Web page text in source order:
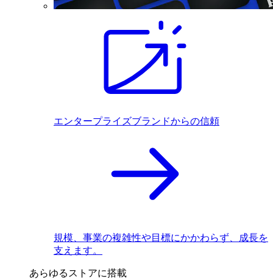
エンタープライズブランドからの信頼
規模、事業の複雑性や目標にかかわらず、成長を
支えます。
あらゆるストアに搭載